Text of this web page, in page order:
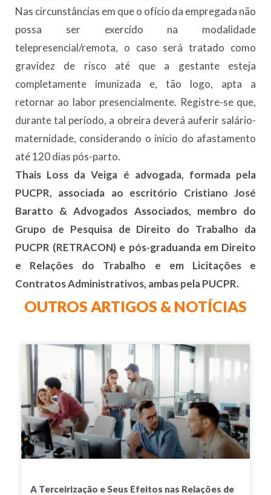
Nas circunstâncias em que o ofício da empregada não
possa ser exercido na modalidade
telepresencial/remota, o caso será tratado como
gravidez de risco até que a gestante esteja
completamente imunizada e, tão logo, apta a
retornar ao labor presencialmente. Registre-se que,
durante tal período, a obreira deverá auferir salário-
maternidade, considerando o início do afastamento
até 120 dias pós-parto.
Thais Loss da Veiga é advogada, formada pela
PUCPR, associada ao escritório Cristiano José
Baratto & Advogados Associados, membro do
Grupo de Pesquisa de Direito do Trabalho da
PUCPR (RETRACON) e pós-graduanda em Direito
e Relações do Trabalho e em Licitações e
Contratos Administrativos, ambas pela PUCPR.
OUTROS ARTIGOS & NOTÍCIAS
A Terceirização e Seus Efeitos nas Relações de